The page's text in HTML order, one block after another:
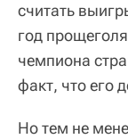
считать
год
чемпиона
факт, что его
Но тем не